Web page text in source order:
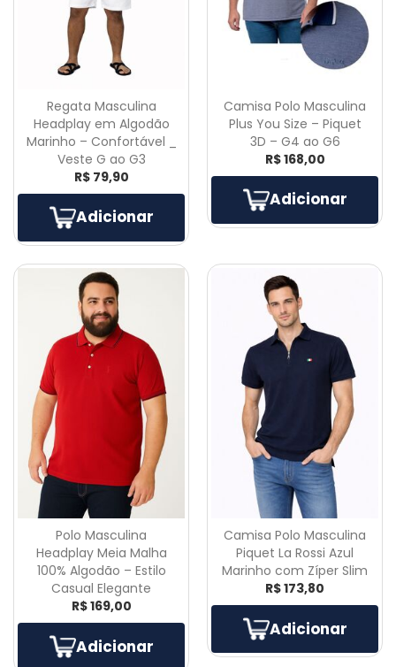
Regata Masculina
Headplay em Algodão
Marinho – Confortável _
Veste G ao G3
R$ 79,90
Adicionar
Camisa Polo Masculina
Plus You Size – Piquet
3D – G4 ao G6
R$ 168,00
Adicionar
Polo Masculina
Headplay Meia Malha
100% Algodão – Estilo
Casual Elegante
R$ 169,00
Adicionar
Camisa Polo Masculina
Piquet La Rossi Azul
Marinho com Zíper Slim
R$ 173,80
Adicionar